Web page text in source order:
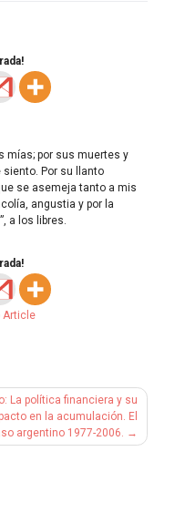
mías; por sus muertes y
Por su llanto
se asemeja tanto a mis
angustia y por la
a los libres.
Article
La política financiera y su
en la acumulación. El
argentino 1977-2006.